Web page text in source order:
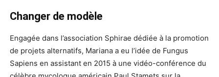
Changer de modèle
Engagée dans l’association Sphirae dédiée à la promotion
de projets alternatifs, Mariana a eu l’idée de Fungus
Sapiens en assistant en 2015 à une vidéo-conférence du